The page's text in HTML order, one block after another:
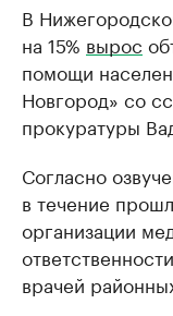
В
на 15% вырос
помощи
Новгород» со
прокуратуры
Согласно
в течение
организации
врачей